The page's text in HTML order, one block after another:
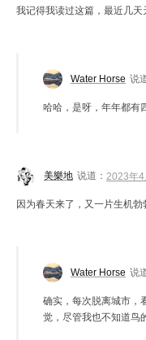
我记得我读过这篇，最近几
Water Horse 说
哈哈，是呀，年年都有
美樂地 说道： 2023年
因为春天来了，又一片生机勃
Water Horse 说
确实，每次脱离城市，
觉，尽管我也不知道鸟